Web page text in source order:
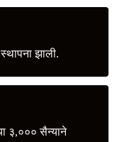
झाली.
३,००० सैन्याने